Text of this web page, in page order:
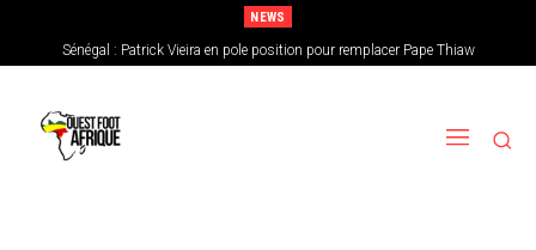
NEWS
Sénégal : Patrick Vieira en pole position pour remplacer Pape Thiaw